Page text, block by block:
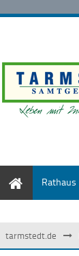
Rathaus
tarmstedt.de